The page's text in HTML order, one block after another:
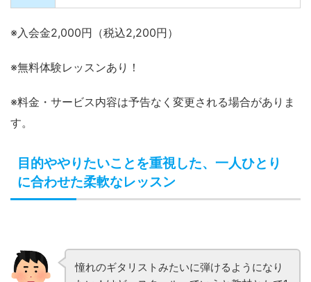
※入会金2,000円（税込2,200円）
※無料体験レッスンあり！
※料金・サービス内容は予告なく変更される場合がありま
す。
目的ややりたいことを重視した、一人ひとり
に合わせた柔軟なレッスン
憧れのギタリストみたいに弾けるようになり